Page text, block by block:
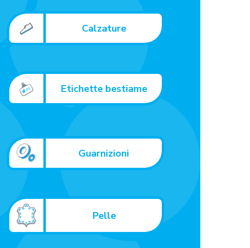
Calzature
Etichette bestiame
Guarnizioni
Pelle